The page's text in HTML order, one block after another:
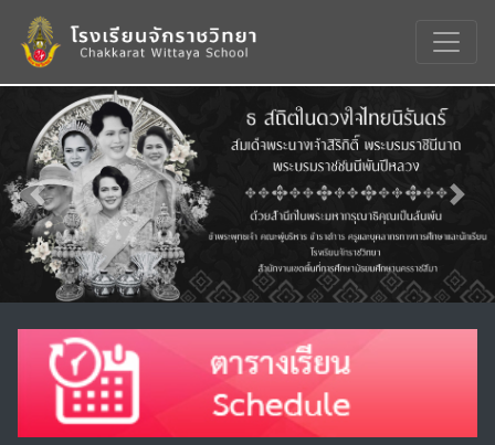
Previous Next